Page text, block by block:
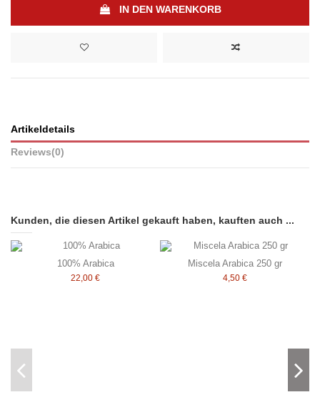
IN DEN WARENKORB
Artikeldetails
Reviews(0)
Kunden, die diesen Artikel gekauft haben, kauften auch ...
100% Arabica
22,00 €
Miscela Arabica 250 gr
4,50 €